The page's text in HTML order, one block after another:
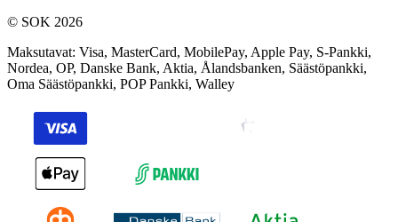
© SOK 2026
Maksutavat: Visa, MasterCard, MobilePay, Apple Pay, S-Pankki,
Nordea, OP, Danske Bank, Aktia, Ålandsbanken, Säästöpankki,
Oma Säästöpankki, POP Pankki, Walley